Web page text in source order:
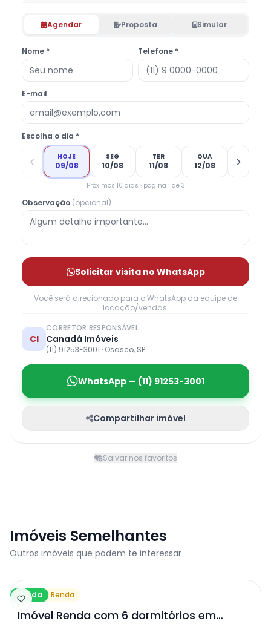
Agendar Proposta Simular
Nome * Telefone *
E-mail
Escolha o dia *
HOJE
09/08
SEG
10/08
TER
11/08
QUA
12/08
Próximos 10 dias · página 1 de 3
Observação (opcional)
Solicitar visita no WhatsApp
Você será direcionado para o WhatsApp da equipe de
locação/vendas.
CI
CORRETOR RESPONSÁVEL
Canadá Imóveis
(11) 91253-3001 · Osasco, SP
WhatsApp — (11) 91253-3001
Compartilhar imóvel
Salvar nos favoritos
Imóveis Semelhantes
Outros imóveis que podem te interessar
Venda
Imóvel Renda
Imóvel Renda com 6 dormitórios em